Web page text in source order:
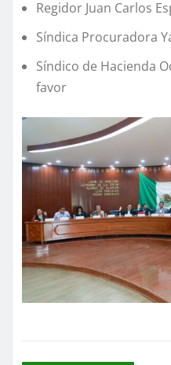
Regidor Juan Carlos
Síndica Procuradora
Síndico de Hacienda
favor